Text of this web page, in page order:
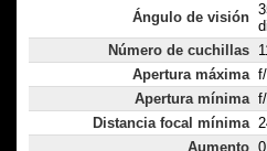
Ángulo de visión
Número de cuchillas
Apertura máxima
Apertura mínima
Distancia focal mínima
Aumento